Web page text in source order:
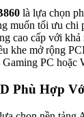
là lựa chọn
muốn tối ưu chi
cao cấp với khả
khe mở rộng
PC hoặc
Phù Hợp